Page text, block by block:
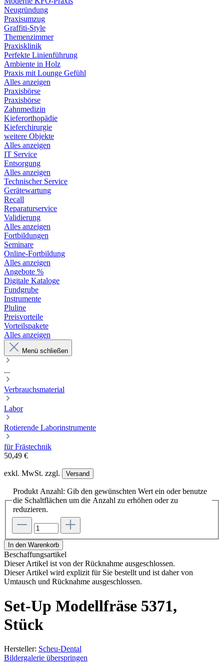
Neugründung
Praxisumzug
Graffiti-Style
Themenzimmer
Praxisklinik
Perfekte Linienführung
Ambiente in Holz
Praxis mit Lounge Gefühl
Alles anzeigen
Praxisbörse
Praxisbörse
Zahnmedizin
Kieferorthopädie
Kieferchirurgie
weitere Objekte
Alles anzeigen
IT Service
Entsorgung
Alles anzeigen
Technischer Service
Gerätewartung
Recall
Reparaturservice
Validierung
Alles anzeigen
Fortbildungen
Seminare
Online-Fortbildung
Alles anzeigen
Angebote %
Digitale Kataloge
Fundgrube
Instrumente
Pluline
Preisvorteile
Vorteilspakete
Alles anzeigen
Menü schließen
...
Verbrauchsmaterial
Labor
Rotierende Laborinstrumente
für Frästechnik
50,49 €
exkl. MwSt. zzgl. Versand
Produkt Anzahl: Gib den gewünschten Wert ein oder benutze
die Schaltflächen um die Anzahl zu erhöhen oder zu
reduzieren.
In den Warenkorb
Beschaffungsartikel
Dieser Artikel ist von der Rücknahme ausgeschlossen.
Dieser Artikel wird explizit für Sie bestellt und ist daher von
Umtausch und Rücknahme ausgeschlossen.
Set-Up Modellfräse 5371,
Stück
Hersteller: Scheu-Dental
Bildergalerie überspringen